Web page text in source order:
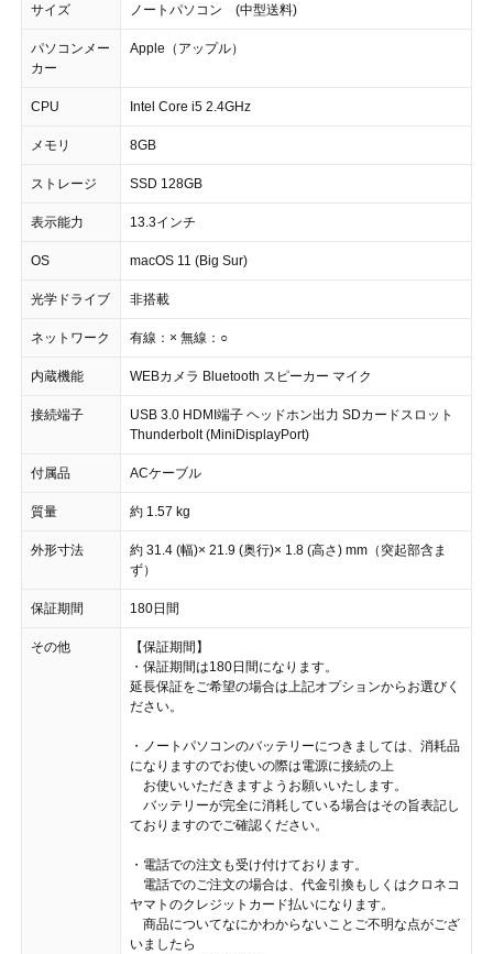
サイズ ノートパソコン (中型送料)
パソコンメー
カー
Apple（アップル）
CPU Intel Core i5 2.4GHz
メモリ 8GB
ストレージ SSD 128GB
表示能力 13.3インチ
OS macOS 11 (Big Sur)
光学ドライブ 非搭載
ネットワーク 有線：× 無線：○
内蔵機能 WEBカメラ Bluetooth スピーカー マイク
接続端子
USB 3.0 HDMI端子 ヘッドホン出力 SDカードスロット
Thunderbolt (MiniDisplayPort)
付属品 ACケーブル
質量 約 1.57 kg
外形寸法
約 31.4 (幅)× 21.9 (奥行)× 1.8 (高さ) mm（突起部含ま
ず）
保証期間 180日間
その他
【保証期間】
・保証期間は180日間になります。
延長保証をご希望の場合は上記オプションからお選びく
ださい。
・ノートパソコンのバッテリーにつきましては、消耗品
になりますのでお使いの際は電源に接続の上
お使いいただきますようお願いいたします。
バッテリーが完全に消耗している場合はその旨表記し
ておりますのでご確認ください。
・電話での注文も受け付けております。
電話でのご注文の場合は、代金引換もしくはクロネコ
ヤマトのクレジットカード払いになります。
商品についてなにかわからないことご不明な点がござ
いましたら